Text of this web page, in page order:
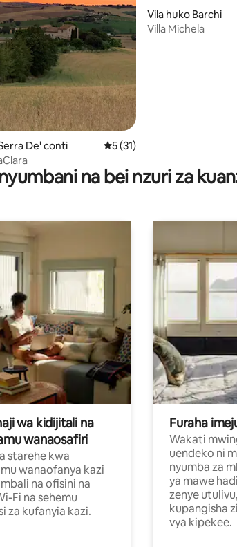
kati ya 5, tathmini 22
De' conti Ukadiriaji wa wastani wa 5
5 (31)
Vila huko Barchi
Villa Michela
na bei nzuri za
wa kidijitali na
wanaosafiri
starehe kwa
wanaofanya kazi
na ofisini na
Fi na sehemu
za kufanyia kazi.
Furaha
Wakati
uendeko ni
nyumba za
ya mawe
zenye
kupangisha
vya kipekee.